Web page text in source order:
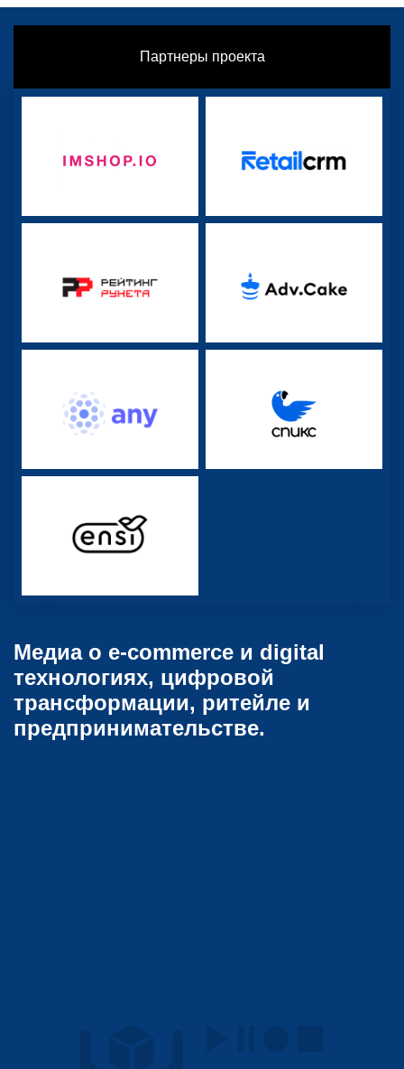
Партнеры проекта
Медиа о e-commerce и digital
технологиях, цифровой
трансформации, ритейле и
предпринимательстве.